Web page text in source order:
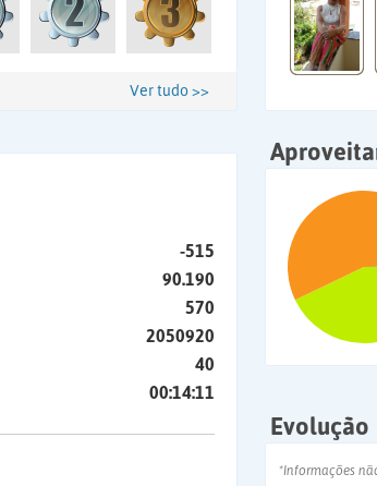
Ver tudo >>
-515
90.190
570
2050920
40
00:14:11
Evolução
*Informações